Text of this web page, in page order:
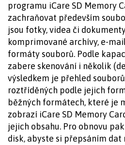
programu iCare SD Memory
zachraňovat především
jsou fotky, videa či
komprimované archívy, e-
formáty souborů. Podle
zabere skenování i několik
výsledkem je přehled
roztříděných podle jejich
běžných formátech, které je
zobrazí iCare SD Memory
jejich obsahu. Pro obnovu
disk, abyste si přepsáním dat